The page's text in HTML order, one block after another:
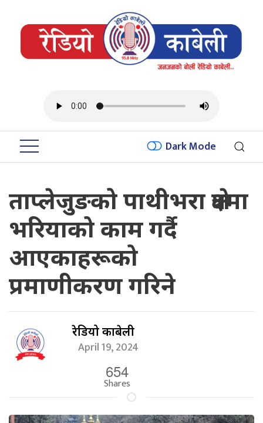
Dark Mode
ताप्लेजुङको पाथीभरा क्षेत्रमा
भरियाको काम गर्दै
आएकाहरूको
प्रमाणीकरण गरिने
रेडियो काबेली
April 19, 2024
654
Shares